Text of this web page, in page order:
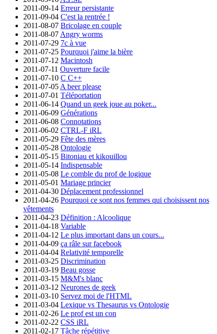
2011-09-14 Erreur persistante
2011-09-04 C'est la rentrée !
2011-08-07 Bricolage en couple
2011-08-07 Angry worms
2011-07-29 7c à vue
2011-07-25 Pourquoi j'aime la bière
2011-07-12 Macintosh
2011-07-11 Ouverture facile
2011-07-10 C C++
2011-07-05 A beer please
2011-07-01 Téléportation
2011-06-14 Quand un geek joue au poker...
2011-06-09 Générations
2011-06-08 Connotations
2011-06-02 CTRL-F iRL
2011-05-29 Fête des mères
2011-05-28 Ontologie
2011-05-15 Bitoniau et kikouillou
2011-05-14 Indispensable
2011-05-08 Le comble du prof de logique
2011-05-01 Mariage princier
2011-04-30 Déplacement professionnel
2011-04-26 Pourquoi ce sont nos femmes qui choisissent nos
vêtements
2011-04-23 Définition : Alcoolique
2011-04-18 Variable
2011-04-12 Le plus important dans un cours...
2011-04-09 ça râle sur facebook
2011-04-04 Relativité temporelle
2011-03-25 Discrimination
2011-03-19 Beau gosse
2011-03-15 M&M's blanc
2011-03-12 Neurones de geek
2011-03-10 Servez moi de l'HTML
2011-03-04 Lexique vs Thesaurus vs Ontologie
2011-02-26 Le prof est un con
2011-02-22 CSS iRL
2011-02-17 Tâche répétitive